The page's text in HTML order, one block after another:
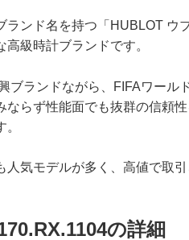
ランド名を持つ「HUBLOT ウ
級時計ブランドです。
ブランドながら、FIFAワール
ならず性能面でも抜群の信頼
人気モデルが多く、高値で取引
の詳細